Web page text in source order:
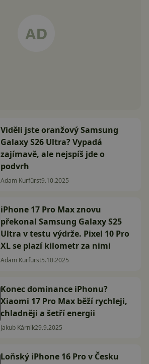
Viděli jste oranžový Samsung
Galaxy S26 Ultra? Vypadá
zajímavě, ale nejspíš jde o
podvrh
Adam Kurfürst9.10.2025
iPhone 17 Pro Max znovu
překonal Samsung Galaxy S25
Ultra v testu výdrže. Pixel 10 Pro
XL se plazí kilometr za nimi
Adam Kurfürst5.10.2025
Konec dominance iPhonu?
Xiaomi 17 Pro Max běží rychleji,
chladněji a šetří energii
Jakub Kárník29.9.2025
Loňský iPhone 16 Pro v Česku